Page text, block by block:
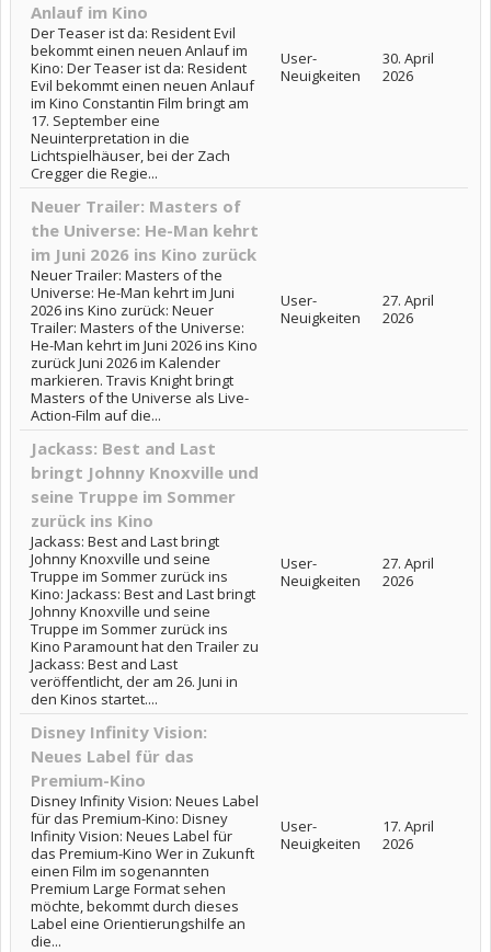
Anlauf im Kino
Der Teaser ist da: Resident Evil
bekommt einen neuen Anlauf im
Kino: Der Teaser ist da: Resident
Evil bekommt einen neuen Anlauf
im Kino Constantin Film bringt am
17. September eine
Neuinterpretation in die
Lichtspielhäuser, bei der Zach
Cregger die Regie...
User-
Neuigkeiten
30. April
2026
Neuer Trailer: Masters of
the Universe: He-Man kehrt
im Juni 2026 ins Kino zurück
Neuer Trailer: Masters of the
Universe: He-Man kehrt im Juni
2026 ins Kino zurück: Neuer
Trailer: Masters of the Universe:
He-Man kehrt im Juni 2026 ins Kino
zurück Juni 2026 im Kalender
markieren. Travis Knight bringt
Masters of the Universe als Live-
Action-Film auf die...
User-
Neuigkeiten
27. April
2026
Jackass: Best and Last
bringt Johnny Knoxville und
seine Truppe im Sommer
zurück ins Kino
Jackass: Best and Last bringt
Johnny Knoxville und seine
Truppe im Sommer zurück ins
Kino: Jackass: Best and Last bringt
Johnny Knoxville und seine
Truppe im Sommer zurück ins
Kino Paramount hat den Trailer zu
Jackass: Best and Last
veröffentlicht, der am 26. Juni in
den Kinos startet....
User-
Neuigkeiten
27. April
2026
Disney Infinity Vision:
Neues Label für das
Premium-Kino
Disney Infinity Vision: Neues Label
für das Premium-Kino: Disney
Infinity Vision: Neues Label für
das Premium-Kino Wer in Zukunft
einen Film im sogenannten
Premium Large Format sehen
möchte, bekommt durch dieses
Label eine Orientierungshilfe an
die...
User-
Neuigkeiten
17. April
2026